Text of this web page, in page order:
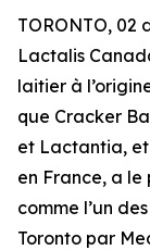
TORONTO, 02
Lactalis
laitier à
que Cracker
et Lactantia,
en France, a le
comme l’un
Toronto par